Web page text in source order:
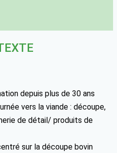
depuis plus de 30 ans
vers la viande : découpe,
de détail/ produits de
sur la découpe bovin